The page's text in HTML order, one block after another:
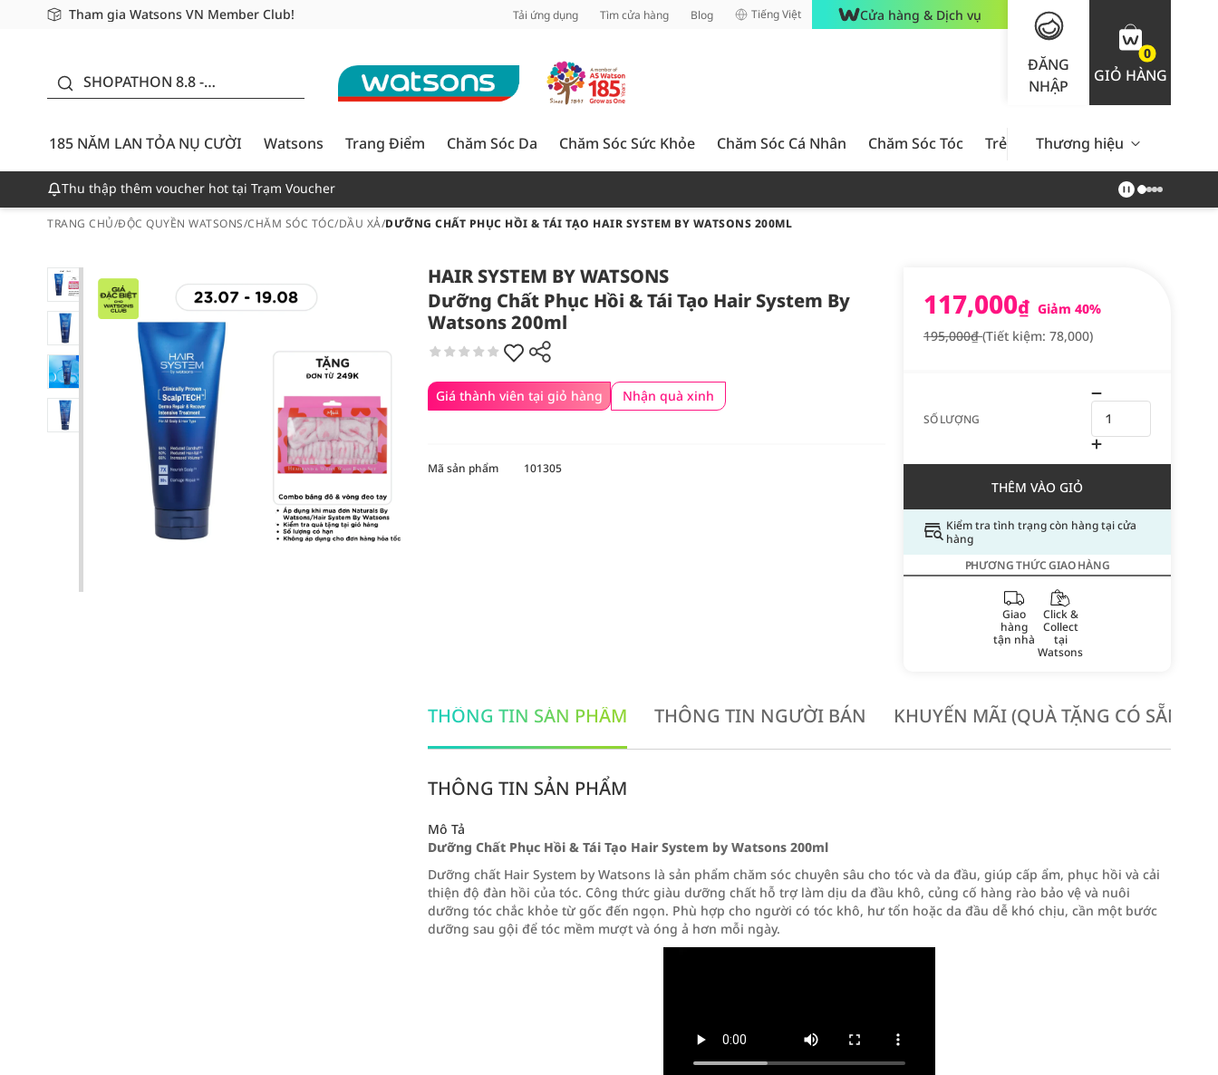
Tham gia Watsons VN Member Club!
Miễn phí giao hàng cho đơn hàng từ 249,000Đ
Giao hàng nhanh 24h - Áp dụng khu vực TP. Hồ Chí Minh Tải ứng dụng Tìm cửa hàng Blog Tiếng Việt Cửa hàng & Dịch vụ
ĐĂNG
NHẬP
0
GIỎ HÀNG
SHOPATHON 8.8 -
CƯỜI - GIẢM ĐẾN
50%
185 NĂM LAN TỎA NỤ CƯỜI
Watsons Trang Điểm Chăm Sóc Da Chăm Sóc Sức Khỏe Chăm Sóc Cá Nhân Chăm Sóc Tóc Trẻ Em Nam Giới Chăm Sóc
Thương hiệu
Thu thập thêm voucher hot tại Trạm Voucher
TRANG CHỦ/ĐỘC QUYỀN WATSONS/CHĂM SÓC TÓC/DẦU XẢ/DƯỠNG CHẤT PHỤC HỒI & TÁI TẠO HAIR SYSTEM BY WATSONS 200ML
HAIR SYSTEM BY WATSONS
Dưỡng Chất Phục Hồi & Tái Tạo Hair System By
Watsons 200ml
Giá thành viên tại giỏ hàng Nhận quà xinh
117,000₫ Giảm 40%
195,000₫(Tiết kiệm: 78,000)
SỐ LƯỢNG
THÊM VÀO GIỎ
Kiểm tra tình trạng còn hàng tại cửa
hàng
PHƯƠNG THỨC GIAO HÀNG
Giao
hàng
tận nhà
Click &
Collect
tại
Watsons
Mã sản phẩm 101305
THÔNG TIN SẢN PHẨM THÔNG TIN NGƯỜI BÁN KHUYẾN MÃI (QUÀ TẶNG CÓ SẴN
THÔNG TIN SẢN PHẨM
Mô Tả
Dưỡng Chất Phục Hồi & Tái Tạo Hair System by Watsons 200ml
Dưỡng chất Hair System by Watsons là sản phẩm chăm sóc chuyên sâu cho tóc và da đầu, giúp cấp ẩm, phục hồi và cải
thiện độ đàn hồi của tóc. Công thức giàu dưỡng chất hỗ trợ làm dịu da đầu khô, củng cố hàng rào bảo vệ và nuôi
dưỡng tóc chắc khỏe từ gốc đến ngọn. Phù hợp cho người có tóc khô, hư tổn hoặc da đầu dễ khó chịu, cần một bước
dưỡng sau gội để tóc mềm mượt và óng ả hơn mỗi ngày.